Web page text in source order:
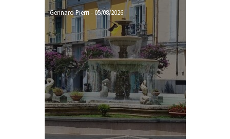
Gennaro Pierri -05/08/2026